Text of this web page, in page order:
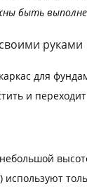
быть
руками
для
и
используют